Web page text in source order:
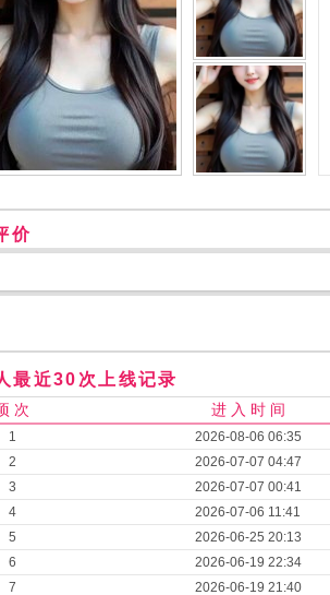
价
最近30次上线记录
次 进 入 时 间
1 2026-08-06 06:35
2
2026-07-07 04:47
3
2026-07-07 00:41
4
2026-07-06 11:41
5
2026-06-25 20:13
6
2026-06-19 22:34
7
2026-06-19 21:40